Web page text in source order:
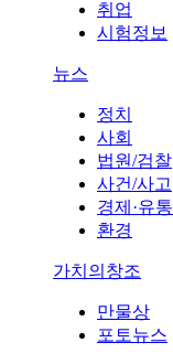
취업
시험정보
뉴스
정치
사회
법원/검찰
사건/사고
경제·유통
환경
가치의창조
만물상
포토뉴스